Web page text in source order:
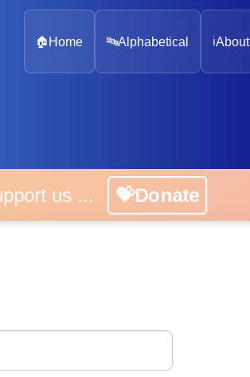
🏠 Home 🔤Alphabetical ℹ️About
us ... 💝Donate